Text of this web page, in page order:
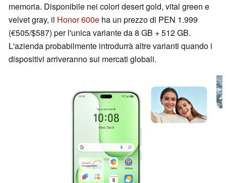
memoria. Disponibile nei colori desert gold, vital green e
velvet gray, il Honor 600e ha un prezzo di PEN 1.999
(€505/$587) per l'unica variante da 8 GB + 512 GB.
L'azienda probabilmente introdurrà altre varianti quando i
dispositivi arriveranno sui mercati globali.